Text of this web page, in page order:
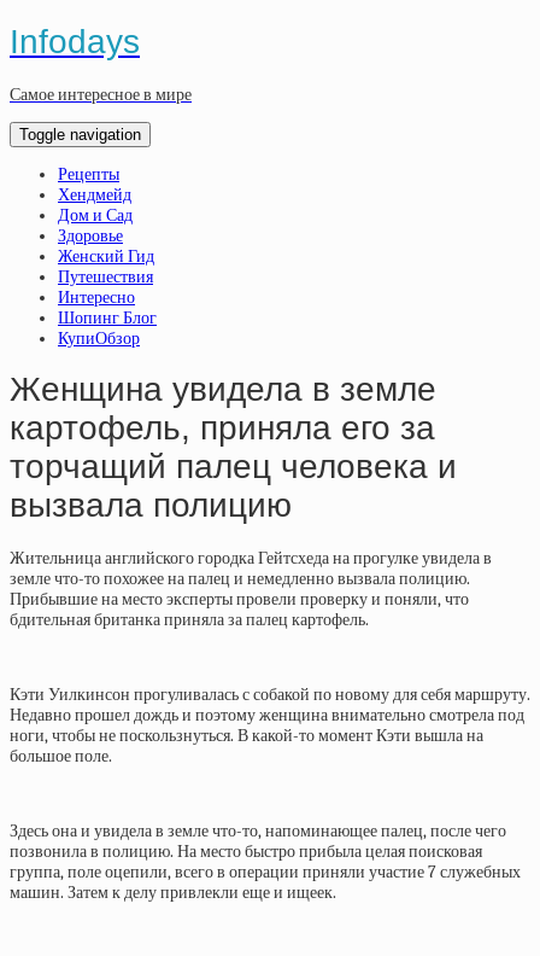
Infodays
Самое интересное в мире
Toggle navigation
Рецепты
Хендмейд
Дом и Сад
Здоровье
Женский Гид
Путешествия
Интересно
Шопинг Блог
КупиОбзор
Женщина увидела в земле
картофель, приняла его за
торчащий палец человека и
вызвала полицию
Жительница английского городка Гейтсхеда на прогулке увидела в
земле что-то похожее на палец и немедленно вызвала полицию.
Прибывшие на место эксперты провели проверку и поняли, что
бдительная британка приняла за палец картофель.
Кэти Уилкинсон прогуливалась с собакой по новому для себя маршруту.
Недавно прошел дождь и поэтому женщина внимательно смотрела под
ноги, чтобы не поскользнуться. В какой-то момент Кэти вышла на
большое поле.
Здесь она и увидела в земле что-то, напоминающее палец, после чего
позвонила в полицию. На место быстро прибыла целая поисковая
группа, поле оцепили, всего в операции приняли участие 7 служебных
машин. Затем к делу привлекли еще и ищеек.